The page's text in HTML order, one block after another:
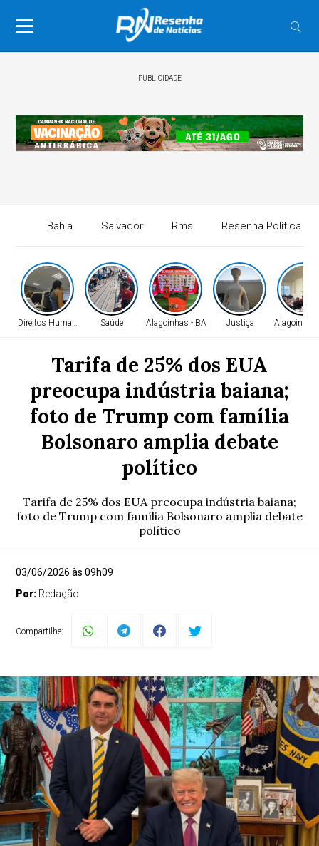
PUBLICIDADE
Bahia Salvador Rms Resenha Política
Direitos Humanos Saúde Alagoinhas - BA Justiça Alagoinhas
Tarifa de 25% dos EUA
preocupa indústria baiana;
foto de Trump com família
Bolsonaro amplia debate
político
Tarifa de 25% dos EUA preocupa indústria baiana;
foto de Trump com família Bolsonaro amplia debate
político
03/06/2026 às 09h09
Por: Redação
Compartilhe: